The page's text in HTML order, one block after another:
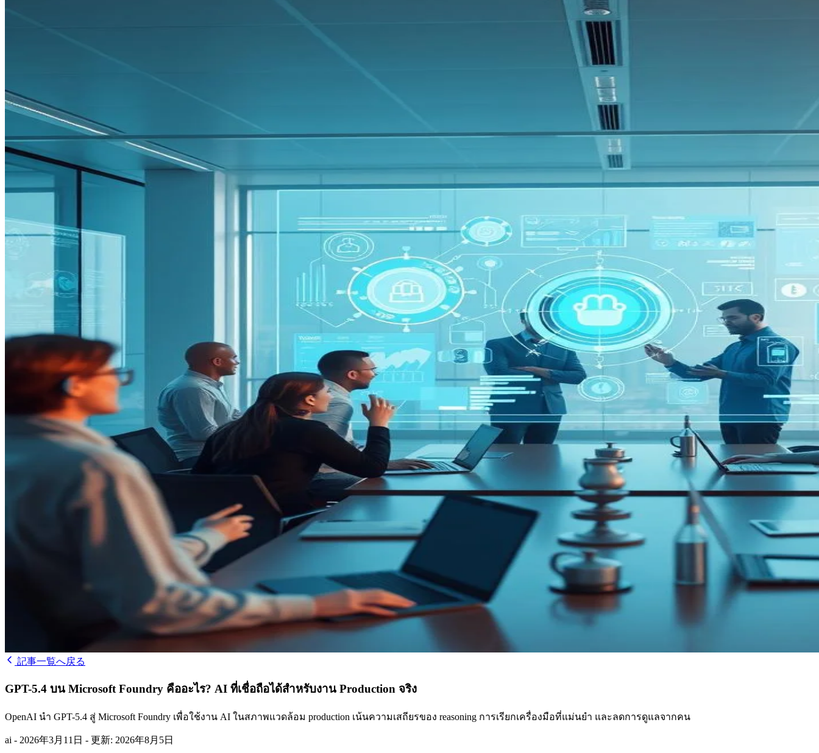
記事一覧へ戻る
GPT-5.4 บน Microsoft Foundry คืออะไร? AI ที่เชื่อถือได้สำหรับงาน Production จริง
OpenAI นำ GPT-5.4 สู่ Microsoft Foundry เพื่อใช้งาน AI ในสภาพแวดล้อม production เน้นความเสถียรของ reasoning การเรียกเครื่องมือที่แม่นยำ และลดการดูแลจากคน
ai - 2026年3月11日 - 更新: 2026年8月5日